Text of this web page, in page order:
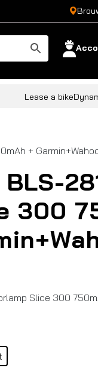
Lease a bike
+
BLS-
300
Slice 300